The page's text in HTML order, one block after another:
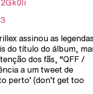
assinou as legendas
do título do álbum,
dos fãs, “QFF /
a um tweet de
perto’ (don’t get too